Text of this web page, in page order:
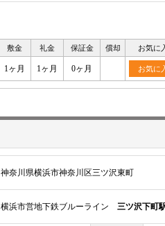
敷金 礼金 保証金 償却 お気に
1ヶ月 1ヶ月 0ヶ月 お気に
神奈川県横浜市神奈川区三ツ沢東町
横浜市営地下鉄ブルーライン 三ツ沢下町